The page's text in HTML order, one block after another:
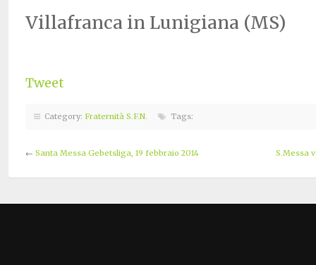
Villafranca in Lunigiana (MS)
Tweet
Category: Fraternità S.F.N. Tags:
← Santa Messa Gebetsliga, 19 febbraio 2014 S.Messa